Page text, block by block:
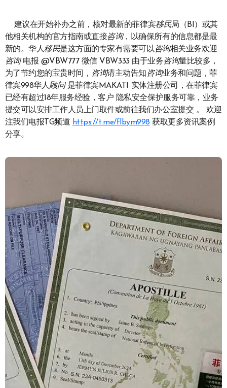
建议在开始补办之前，核对最新的菲律宾移民局（BI）或其
他相关机构的官方指南或直接咨询，以确保所有的信息都是最
新的。华人移民是这方面的专家有需要可以咨询相关业务欢迎
咨询电报 @VBW777 微信 VBW333 由于业务咨询量比较多，
为了节约您的宝贵时间， 咨询请主动告知 咨询业务和问题，菲
律宾998华人顾问是菲律宾MAKATI 实体注册公司，在菲律宾
已经有超过18年服务经验，客户 隐私安全保护服务可靠，业务
提交可以安排工作人员上门取件或前往我们办公室提交 。 欢迎
注我们电报TG频道 https://t.me/flbym998获取更多资讯案例
分享。